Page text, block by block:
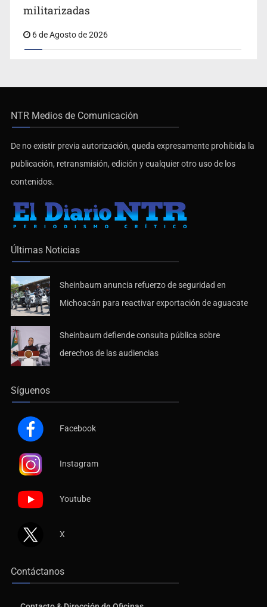
militarizadas
6 de Agosto de 2026
NTR Medios de Comunicación
De no existir previa autorización, queda expresamente prohibida la
publicación, retransmisión, edición y cualquier otro uso de los
contenidos.
Últimas Noticias
Sheinbaum anuncia refuerzo de seguridad en
Michoacán para reactivar exportación de aguacate
Sheinbaum defiende consulta pública sobre
derechos de las audiencias
Síguenos
Facebook
Instagram
Youtube
X
Contáctanos